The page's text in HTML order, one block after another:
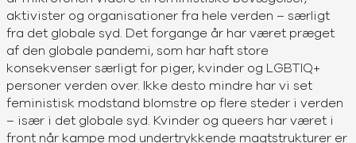
aktivister og organisationer fra hele verden – særligt
fra det globale syd. Det forgange år har været præget
af den globale pandemi, som har haft store
konsekvenser særligt for piger, kvinder og LGBTIQ+
personer verden over. Ikke desto mindre har vi set
feministisk modstand blomstre op flere steder i verden
– især i det globale syd. Kvinder og queers har været i
front når kampe mod undertrykkende magtstrukturer er